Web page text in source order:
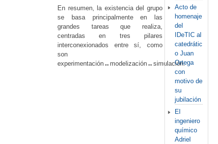
En resumen, la existencia del grupo
se basa principalmente en las
grandes tareas que realiza,
centradas en tres pilares
interconexionados entre sí, como
son
experimentación↔modelización↔simulación.
Acto de
homenaje
del
IDeTIC al
catedrátic
o Juan
Ortega
con
motivo de
su
jubilación
El
ingeniero
químico
Adriel